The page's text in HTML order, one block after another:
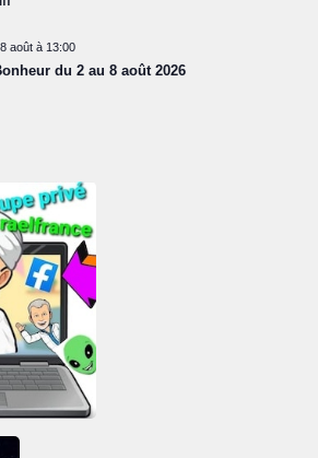
8 août à 13:00
du 2 au 8 août 2026